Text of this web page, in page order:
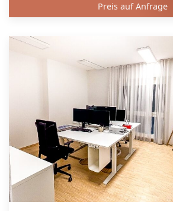
Preis auf Anfrage